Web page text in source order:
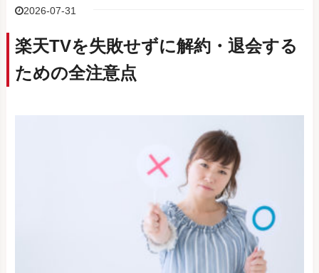
2026-07-31
楽天TVを失敗せずに解約・退会する
ための全注意点